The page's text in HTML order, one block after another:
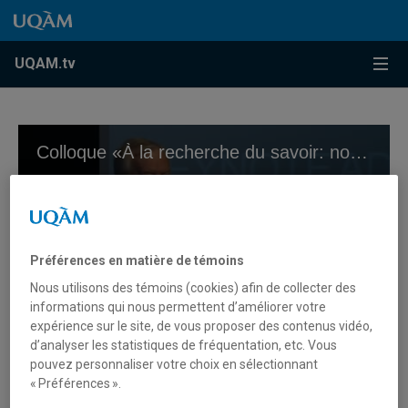
Accéder au contenu
Accéder au menu principal
Accéder à la recherche
Accéder au contenu
Accéder au menu principal
UQAM.tv
Colloque «À la recherche du savoir: nouveaux échanges sur les collections du Musée McCord» – Séance 2
seconds
Colloque «À la recherche du
Préférences en matière de témoins
Nous utilisons des témoins (cookies) afin de collecter des
informations qui nous permettent d’améliorer votre
expérience sur le site, de vous proposer des contenus vidéo,
d’analyser les statistiques de fréquentation, etc. Vous
pouvez personnaliser votre choix en sélectionnant
« Préférences ».